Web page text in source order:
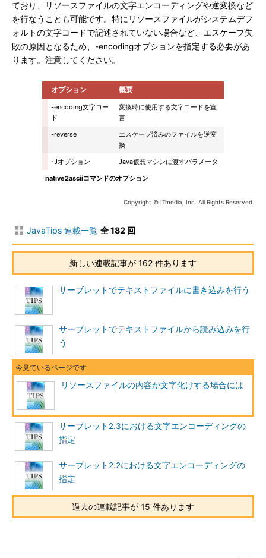
ており、リソースファイルの文字エンコーディングや逆変換など
を行なうことも可能です。特にリソースファイルがシステムデフ
ォルトの文字コードで記述されていない場合など、エスケープ失
敗の原因となるため、-encodingオプションを指定する必要があ
ります。注意してください。
オプション 概要
-encoding文字コー
ド
変換時に使用する文字コードを宣
言
-reverse
エスケープ済みのファイルを逆変
換
-Jオプション
Java仮想マシンに渡すパラメータ
native2asciiコマンドのオプション
Copyright © ITmedia, Inc. All Rights Reserved.
JavaTips 連載一覧 全 182 回
新しい連載記事が 162 件あります
サーブレットでテキストファイルに書き込みを行う
サーブレットでテキストファイルから読み込みを行
う
リソースファイルの内容が文字化けする場合には
サーブレット2.3における文字エンコーディングの
指定
サーブレット2.2における文字エンコーディングの
指定
過去の連載記事が 15 件あります